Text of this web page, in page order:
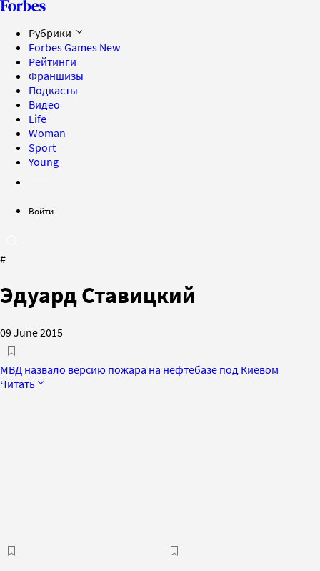
Рубрики
Forbes Games New
Рейтинги
Франшизы
Подкасты
Видео
Life
Woman
Sport
Young
Войти
#
Эдуард Ставицкий
09 June 2015
МВД назвало версию пожара на нефтебазе под Киевом
Читать